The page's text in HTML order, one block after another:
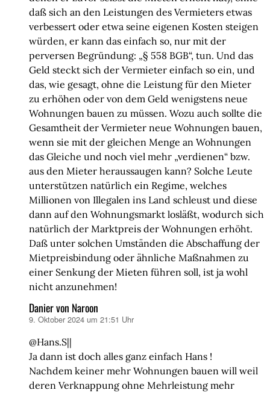
daß sich an den Leistungen des Vermieters etwas
verbessert oder etwa seine eigenen Kosten steigen
würden, er kann das einfach so, nur mit der
perversen Begründung: „§ 558 BGB“, tun. Und das
Geld steckt sich der Vermieter einfach so ein, und
das, wie gesagt, ohne die Leistung für den Mieter
zu erhöhen oder von dem Geld wenigstens neue
Wohnungen bauen zu müssen. Wozu auch sollte die
Gesamtheit der Vermieter neue Wohnungen bauen,
wenn sie mit der gleichen Menge an Wohnungen
das Gleiche und noch viel mehr „verdienen“ bzw.
aus den Mieter heraussaugen kann? Solche Leute
unterstützen natürlich ein Regime, welches
Millionen von Illegalen ins Land schleust und diese
dann auf den Wohnungsmarkt losläßt, wodurch sich
natürlich der Marktpreis der Wohnungen erhöht.
Daß unter solchen Umständen die Abschaffung der
Mietpreisbindung oder ähnliche Maßnahmen zu
einer Senkung der Mieten führen soll, ist ja wohl
nicht anzunehmen!
Danier von Naroon
sagt:
9. Oktober 2024 um 21:51 Uhr
@Hans.S||
Ja dann ist doch alles ganz einfach Hans !
Nachdem keiner mehr Wohnungen bauen will weil
deren Verknappung ohne Mehrleistung mehr